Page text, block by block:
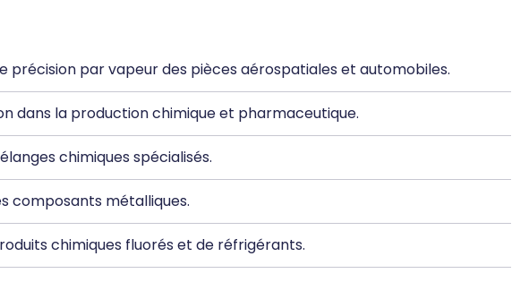
précision par vapeur des pièces aérospatiales et automobiles.
dans la production chimique et pharmaceutique.
chimiques spécialisés.
composants métalliques.
chimiques fluorés et de réfrigérants.